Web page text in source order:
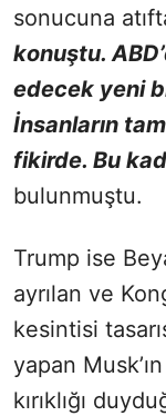
sonucuna
konuştu.
edecek yeni
İnsanların
fikirde. Bu
bulunmuştu.
Trump ise
ayrılan ve
kesintisi
yapan
kırıklığı